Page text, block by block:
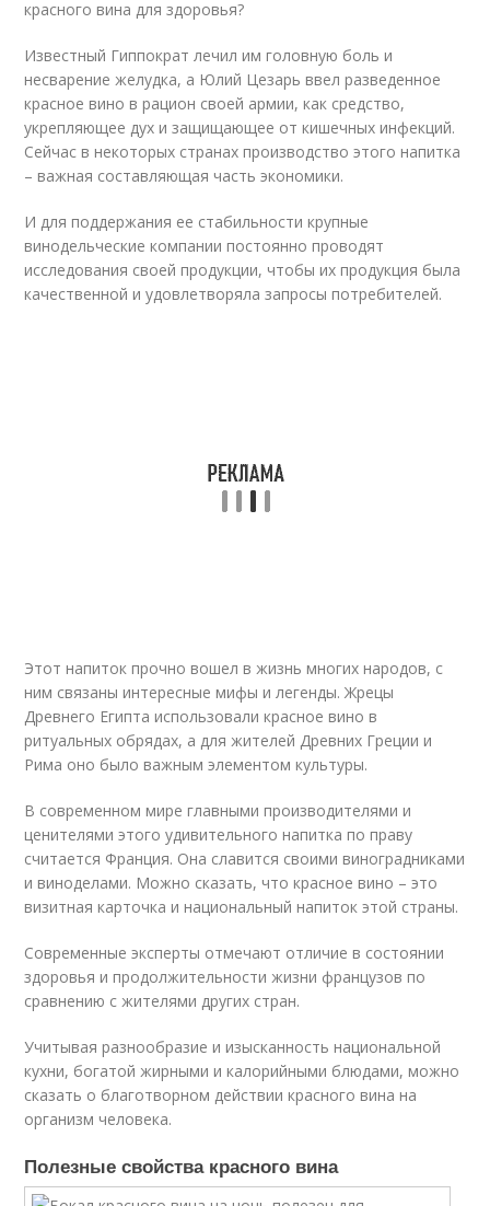
красного вина для здоровья?
Известный Гиппократ лечил им головную боль и
несварение желудка, а Юлий Цезарь ввел разведенное
красное вино в рацион своей армии, как средство,
укрепляющее дух и защищающее от кишечных инфекций.
Сейчас в некоторых странах производство этого напитка
– важная составляющая часть экономики.
И для поддержания ее стабильности крупные
винодельческие компании постоянно проводят
исследования своей продукции, чтобы их продукция была
качественной и удовлетворяла запросы потребителей.
Этот напиток прочно вошел в жизнь многих народов, с
ним связаны интересные мифы и легенды. Жрецы
Древнего Египта использовали красное вино в
ритуальных обрядах, а для жителей Древних Греции и
Рима оно было важным элементом культуры.
В современном мире главными производителями и
ценителями этого удивительного напитка по праву
считается Франция. Она славится своими виноградниками
и виноделами. Можно сказать, что красное вино – это
визитная карточка и национальный напиток этой страны.
Современные эксперты отмечают отличие в состоянии
здоровья и продолжительности жизни французов по
сравнению с жителями других стран.
Учитывая разнообразие и изысканность национальной
кухни, богатой жирными и калорийными блюдами, можно
сказать о благотворном действии красного вина на
организм человека.
Полезные свойства красного вина